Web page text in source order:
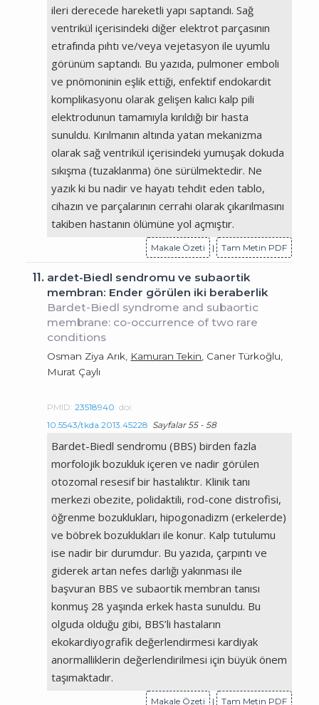
ileri derecede hareketli yapı saptandı. Sağ
ventrikül içerisindeki diğer elektrot parçasının
etrafında pıhtı ve/veya vejetasyon ile uyumlu
görünüm saptandı. Bu yazıda, pulmoner emboli
ve pnömoninin eşlik ettiği, enfektif endokardit
komplikasyonu olarak gelişen kalıcı kalp pili
elektrodunun tamamıyla kırıldığı bir hasta
sunuldu. Kırılmanın altında yatan mekanizma
olarak sağ ventrikül içerisindeki yumuşak dokuda
sıkışma (tuzaklanma) öne sürülmektedir. Ne
yazık ki bu nadir ve hayatı tehdit eden tablo,
cihazın ve parçalarının cerrahi olarak çıkarılmasını
takiben hastanın ölümüne yol açmıştır.
Makale Özeti | Tam Metin PDF
11. ardet-Biedl sendromu ve subaortik
membran: Ender görülen iki beraberlik
Bardet-Biedl syndrome and subaortic
membrane: co-occurrence of two rare
conditions
Osman Ziya Arık, Kamuran Tekin , Caner Türkoğlu,
Murat Çaylı
PMID:23518940 doi:
10.5543/tkda.2013.45228 Sayfalar 55 - 58
Bardet-Biedl sendromu (BBS) birden fazla
morfolojik bozukluk içeren ve nadir görülen
otozomal resesif bir hastalıktır. Klinik tanı
merkezi obezite, polidaktili, rod-cone distrofisi,
öğrenme bozuklukları, hipogonadizm (erkelerde)
ve böbrek bozuklukları ile konur. Kalp tutulumu
ise nadir bir durumdur. Bu yazıda, çarpıntı ve
giderek artan nefes darlığı yakınması ile
başvuran BBS ve subaortik membran tanısı
konmuş 28 yaşında erkek hasta sunuldu. Bu
olguda olduğu gibi, BBS’li hastaların
ekokardiyografik değerlendirmesi kardiyak
anormalliklerin değerlendirilmesi için büyük önem
taşımaktadır.
Makale Özeti | Tam Metin PDF